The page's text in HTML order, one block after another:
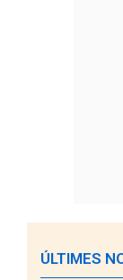
ÚLTIMES